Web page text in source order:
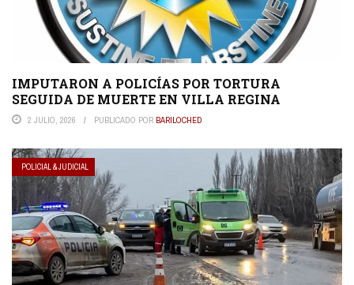
IMPUTARON A POLICÍAS POR TORTURA
SEGUIDA DE MUERTE EN VILLA REGINA
2 JULIO, 2026 PUBLICADO POR BARILOCHED
POLICIAL & JUDICIAL